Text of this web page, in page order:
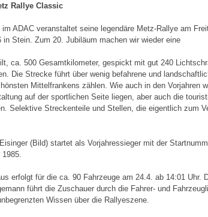
Rallye Classic
ADAC veranstaltet seine legendäre Metz-Rallye am
Stein. Zum 20. Jubiläum machen wir wieder eine
ca. 500 Gesamtkilometer, gespickt mit gut 240
Die Strecke führt über wenig befahrene und
Mittelfrankens zählen. Wie auch in den Vorjahren
auf der sportlichen Seite liegen, aber auch die
Selektive Streckenteile und Stellen, die eigentlich zum
(Bild) startet als Vorjahressieger mit der
erfolgt für die ca. 90 Fahrzeuge am 24.4. ab 14:01 Uhr.
führt die Zuschauer durch die Fahrer- und
Wissen über die Rallyeszene.